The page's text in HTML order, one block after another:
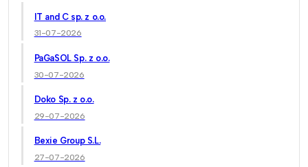
IT and C sp. z o.o.
31-07-2026
PaGaSOL Sp. z o.o.
30-07-2026
Doko Sp. z o.o.
29-07-2026
Bexie Group S.L.
27-07-2026